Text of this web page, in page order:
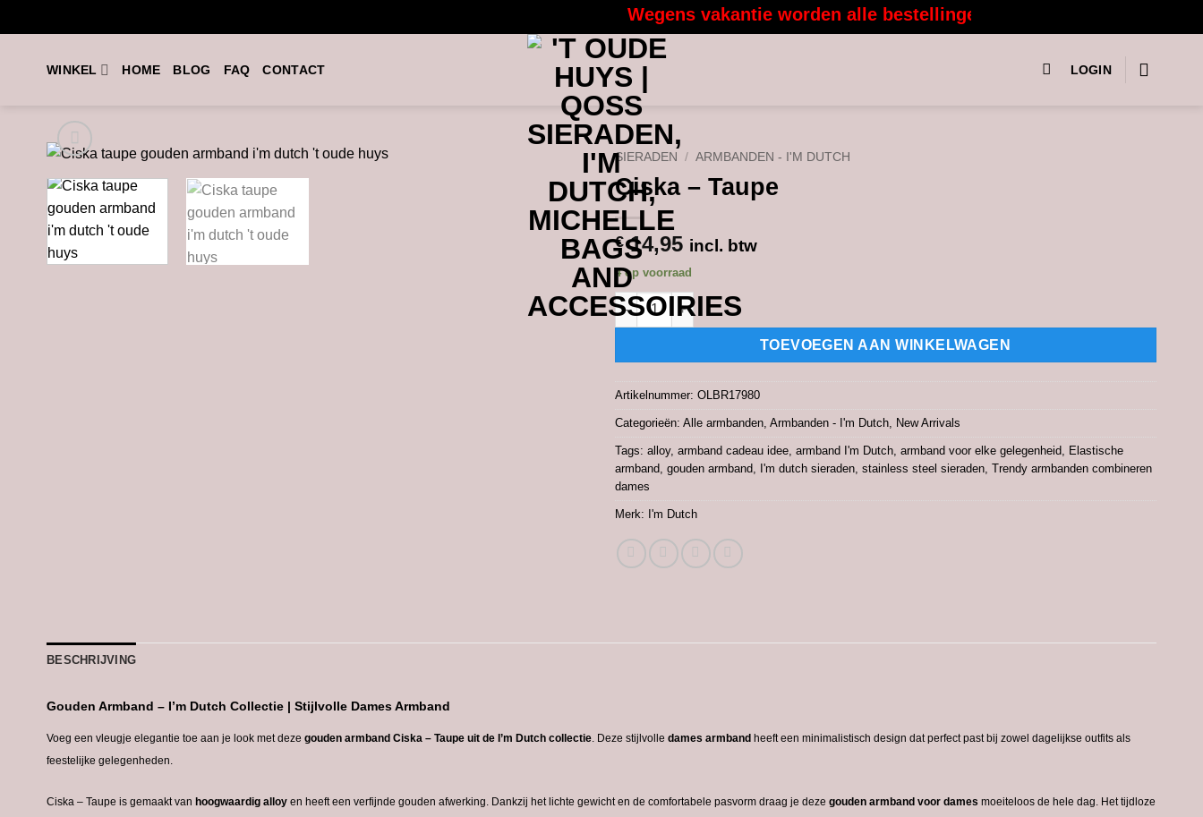
naar
Wegens vakantie worden alle bestellingen vanaf 3 augustus weer met
WINKEL HOME BLOG FAQ CONTACT LOGIN
SIERADEN / ARMBANDEN - I'M DUTCH
Ciska – Taupe
€14,95 incl. btw
4 op voorraad
Ciska - Taupe aantal
TOEVOEGEN AAN WINKELWAGEN
Artikelnummer: OLBR17980
Categorieën: Alle armbanden Armbanden - I'm Dutch New Arrivals
Tags: alloy, armband cadeau idee armband I'm Dutch armband voor elke gelegenheid Elastische
armband gouden armband I'm dutch sieraden stainless steel sieraden Trendy armbanden combineren
dames
Merk: I'm Dutch
BESCHRIJVING
Gouden Armband – I’m Dutch Collectie | Stijlvolle Dames Armband
Voeg een vleugje elegantie toe aan je look metdeze gouden armband Ciska – Taupe uit de I’m Dutch collectie. Deze stijlvolle dames armband heefteen minimalistisch design datperfectpast bij zowel dagelijkse outfits als
feestelijke gelegenheden.
Ciska – Taupe is gemaaktvan hoogwaardig alloy en heefteen verfijnde gouden afwerking. Dankzij het lichte gewichten de comfortabele pasvorm draag je deze gouden armband voor dames moeiteloos de hele dag. Hettijdloze